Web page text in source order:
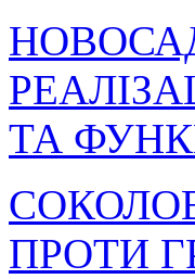
ТА
ПРОТИ